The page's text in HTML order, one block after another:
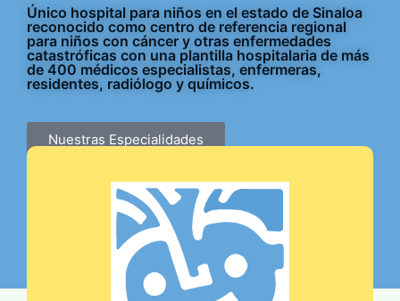
Único hospital para niños en el estado de Sinaloa
reconocido como centro de referencia regional
para niños con cáncer y otras enfermedades
catastróficas con una plantilla hospitalaria de más
de 400 médicos especialistas, enfermeras,
residentes, radiólogo y químicos.
Nuestras Especialidades